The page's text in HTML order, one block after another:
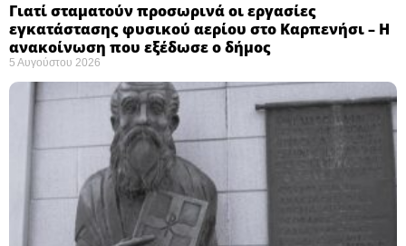
Γιατί σταματούν προσωρινά οι εργασίες
εγκατάστασης φυσικού αερίου στο Καρπενήσι – Η
ανακοίνωση που εξέδωσε ο δήμος
5 Αυγούστου 2026